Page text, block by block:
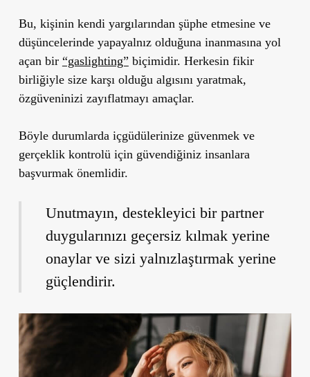
Bu, kişinin kendi yargılarından şüphe etmesine ve
düşüncelerinde yapayalnız olduğuna inanmasına yol
açan bir “gaslighting” biçimidir. Herkesin fikir
birliğiyle size karşı olduğu algısını yaratmak,
özgüveninizi zayıflatmayı amaçlar.
Böyle durumlarda içgüdülerinize güvenmek ve
gerçeklik kontrolü için güvendiğiniz insanlara
başvurmak önemlidir.
Unutmayın, destekleyici bir partner
duygularınızı geçersiz kılmak yerine
onaylar ve sizi yalnızlaştırmak yerine
güçlendirir.